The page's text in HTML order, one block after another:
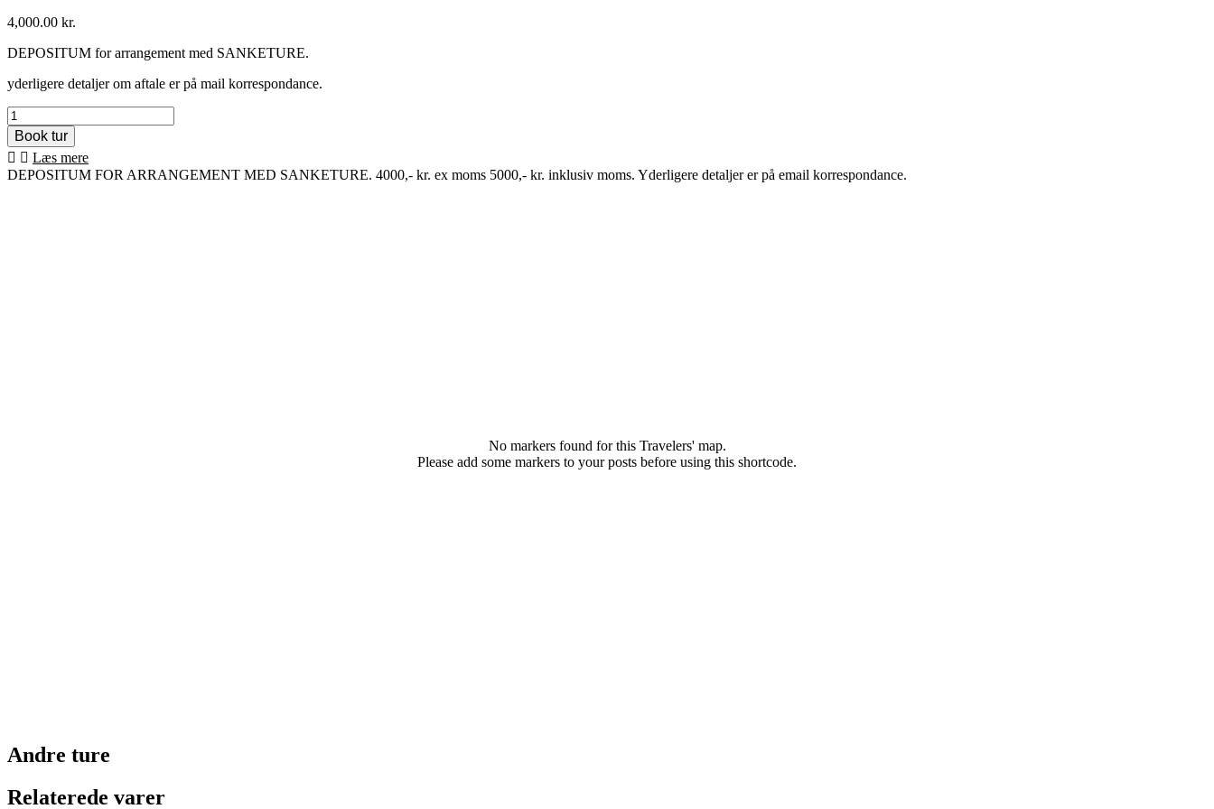
4,000.00 kr.
DEPOSITUM for arrangement med SANKETURE.
yderligere detaljer om aftale er på mail korrespondance.
Depositum
arrangement
5000,-
kr.
antal
Læs mere
DEPOSITUM FOR ARRANGEMENT MED SANKETURE. 4000,- kr. ex moms 5000,- kr. inklusiv moms. Yderligere detaljer er på email korrespondance.
No markers found for this Travelers' map.
Please add some markers to your posts before using this shortcode.
Andre ture
Relaterede varer